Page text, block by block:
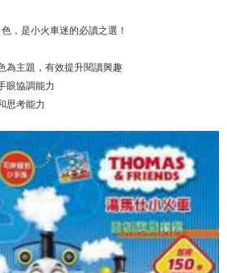
，是小火車迷的必讀之選！
為主題，有效提升閱讀興趣
眼協調能力
思考能力